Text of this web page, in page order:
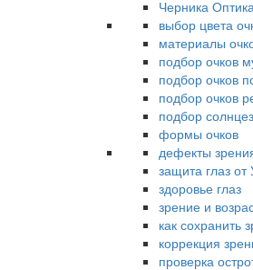
Черника
выбор цвета
материалы
подбор очков
подбор очков
подбор очков
подбор
формы очков
дефекты
защита глаз
здоровье глаз
зрение и
как сохранить
коррекция
проверка